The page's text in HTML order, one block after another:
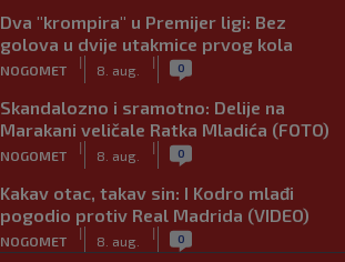
Dva "krompira" u Premijer ligi: Bez
golova u dvije utakmice prvog kola
NOGOMET
|
8. aug.
| 0
Skandalozno i sramotno: Delije na
Marakani veličale Ratka Mladića (FOTO)
NOGOMET
|
8. aug.
| 0
Kakav otac, takav sin: I Kodro mlađi
pogodio protiv Real Madrida (VIDEO)
NOGOMET
|
8. aug.
| 0